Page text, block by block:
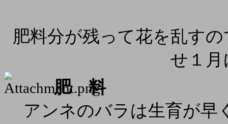
肥料分が残って花を乱す
せ１月
肥 料
アンネのバラは生育が早